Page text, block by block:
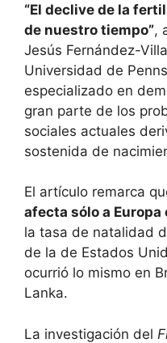
“El declive de la
de nuestro tiempo”,
Jesús Fernández-
Universidad de
especializado en
gran parte de los
sociales actuales
sostenida de
El artículo remarca
afecta sólo a Europa
la tasa de natalidad
de la de Estados
ocurrió lo mismo en
Lanka.
La investigación del